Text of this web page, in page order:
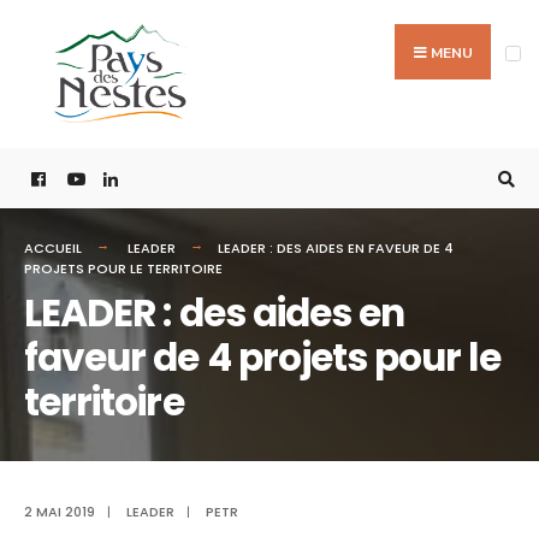
MENU
ACCUEIL LEADER
LEADER : DES AIDES EN FAVEUR DE 4
PROJETS POUR LE TERRITOIRE
LEADER : des aides en
faveur de 4 projets pour le
territoire
2 MAI 2019 | LEADER | PETR